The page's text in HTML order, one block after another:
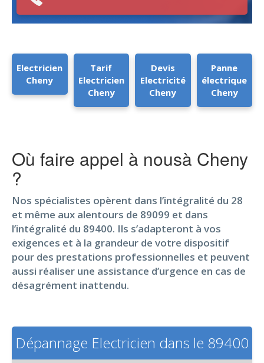
Electricien
Cheny
Tarif
Electricien
Cheny
Devis
Electricité
Cheny
Panne
électrique
Cheny
Où faire appel à nousà Cheny
?
Nos spécialistes opèrent dans l’intégralité du 28
et même aux alentours de 89099 et dans
l’intégralité du 89400. Ils s’adapteront à vos
exigences et à la grandeur de votre dispositif
pour des prestations professionnelles et peuvent
aussi réaliser une assistance d’urgence en cas de
désagrément inattendu.
Dépannage Electricien dans le 89400